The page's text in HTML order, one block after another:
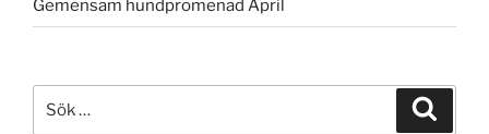
Gemensam hundpromenad April
efter: